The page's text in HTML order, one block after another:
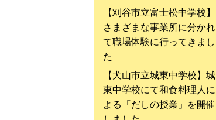
【刈谷市立富士松中学校】
さまざまな事業所に分かれ
て職場体験に行ってきまし
た
【犬山市立城東中学校】城
東中学校にて和食料理人に
よる「だしの授業」を開催